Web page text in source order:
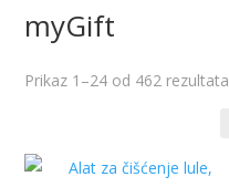
myGift
Prikaz 1–24 od 462 rezultata